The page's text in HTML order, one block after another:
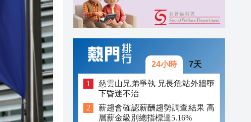
電池
13:54
13:33
13:20
13:12
13:03
24小時 7天
慈雲山兄弟爭執 兄長危站外牆墮
下昏迷不治
薪趨會確認薪酬趨勢調查結果 高
層薪金級別總指標達5.16%